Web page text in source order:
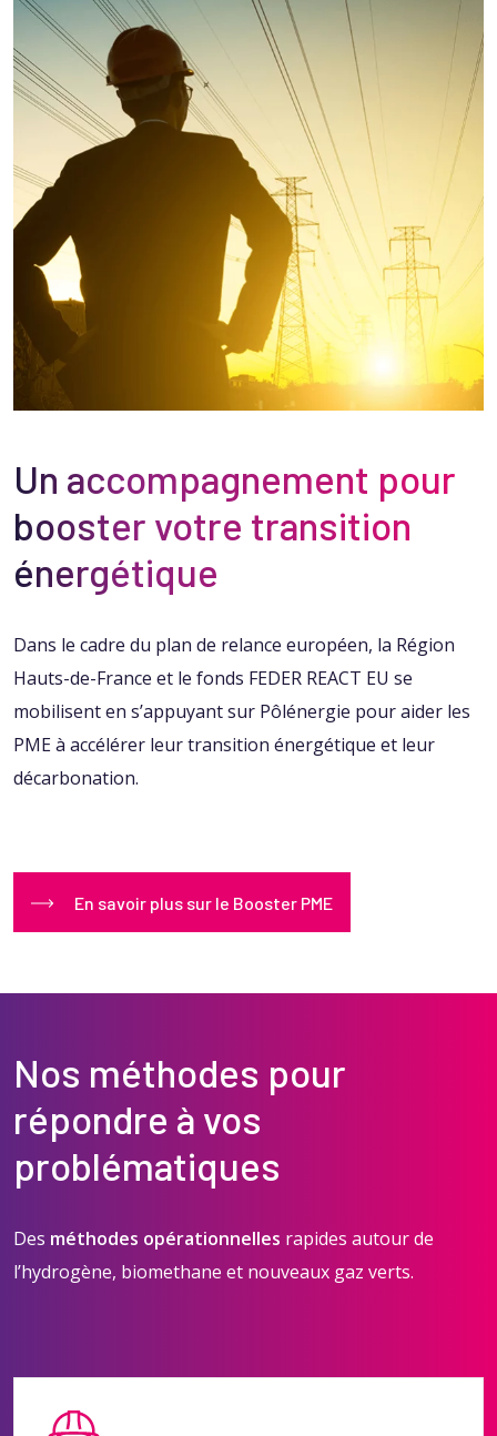
Un accompagnement pour
booster votre transition
énergétique
Dans le cadre du plan de relance européen, la Région
Hauts-de-France et le fonds FEDER REACT EU se
mobilisent en s’appuyant sur Pôlénergie pour aider les
PME à accélérer leur transition énergétique et leur
décarbonation.
En savoir plus sur le Booster PME
Nos méthodes pour
répondre à vos
problématiques
Des méthodes opérationnelles rapides autour de
l’hydrogène, biomethane et nouveaux gaz verts.